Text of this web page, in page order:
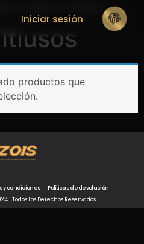
Iniciar sesión
“Cepillo multiusos”
productos que
y condiciones
Políticas de devolución
| Todos Los Derechos Reservados.